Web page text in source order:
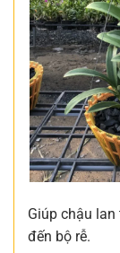
Giúp chậu
đến bộ rễ.